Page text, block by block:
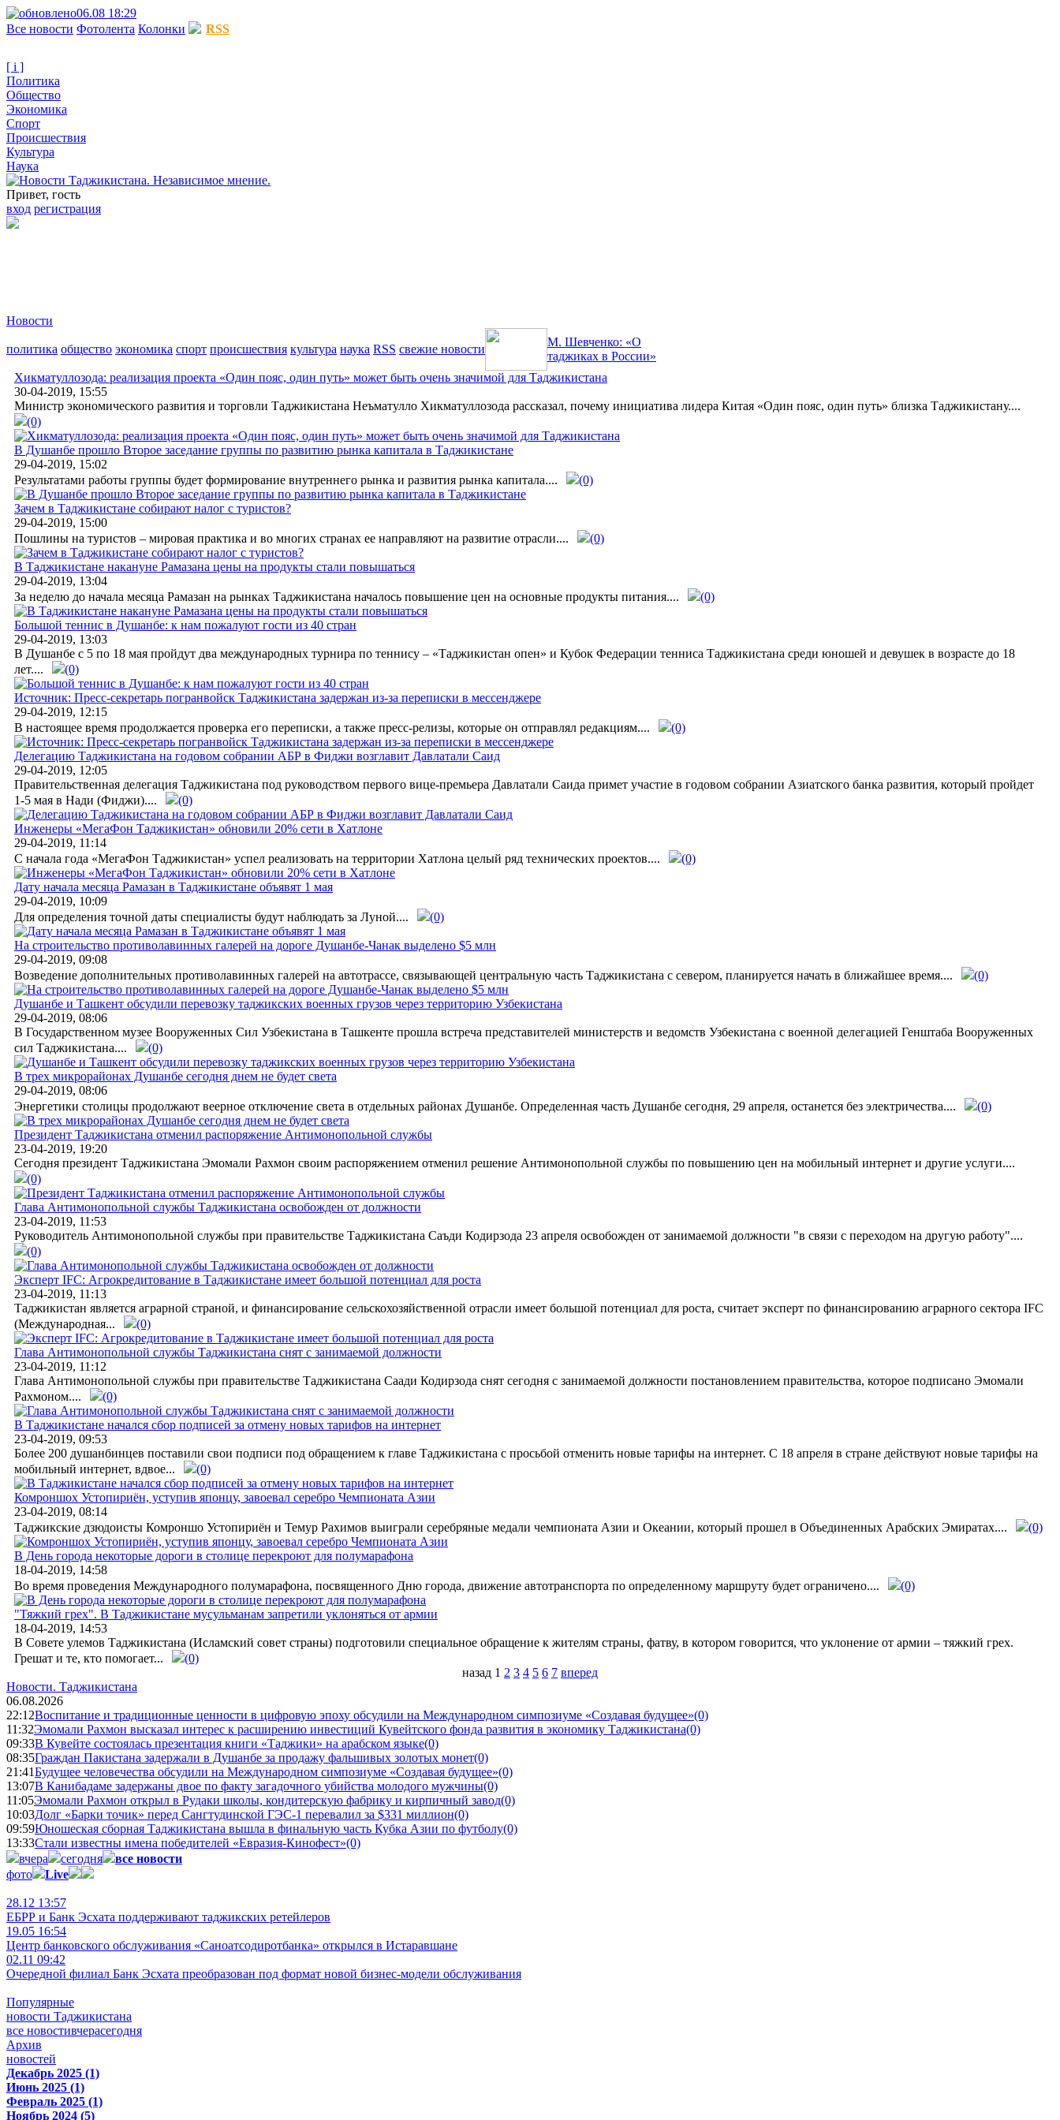
06.08 18:29
Все новости Фотолента Колонки RSS
[ i ]
Политика
Общество
Экономика
Спорт
Происшествия
Культура
Наука
Привет, гость
вход регистрация
Новости
политика общество экономика спорт происшествия культура наука RSS свежие новости
М. Шевченко: «О
таджиках в России»
Хикматуллозода: реализация проекта «Один пояс, один путь» может быть очень значимой для Таджикистана
30-04-2019, 15:55
Министр экономического развития и торговли Таджикистана Неъматулло Хикматуллозода рассказал, почему инициатива лидера Китая «Один пояс, один путь» близка Таджикистану....
(0)
В Душанбе прошло Второе заседание группы по развитию рынка капитала в Таджикистане
29-04-2019, 15:02
Результатами работы группы будет формирование внутреннего рынка и развития рынка капитала....
(0)
Зачем в Таджикистане собирают налог с туристов?
29-04-2019, 15:00
Пошлины на туристов – мировая практика и во многих странах ее направляют на развитие отрасли....
(0)
В Таджикистане накануне Рамазана цены на продукты стали повышаться
29-04-2019, 13:04
За неделю до начала месяца Рамазан на рынках Таджикистана началось повышение цен на основные продукты питания....
(0)
Большой теннис в Душанбе: к нам пожалуют гости из 40 стран
29-04-2019, 13:03
В Душанбе с 5 по 18 мая пройдут два международных турнира по теннису – «Таджикистан опен» и Кубок Федерации тенниса Таджикистана среди юношей и девушек в возрасте до 18
лет....
(0)
Источник: Пресс-секретарь погранвойск Таджикистана задержан из-за переписки в мессенджере
29-04-2019, 12:15
В настоящее время продолжается проверка его переписки, а также пресс-релизы, которые он отправлял редакциям....
(0)
Делегацию Таджикистана на годовом собрании АБР в Фиджи возглавит Давлатали Саид
29-04-2019, 12:05
Правительственная делегация Таджикистана под руководством первого вице-премьера Давлатали Саида примет участие в годовом собрании Азиатского банка развития, который пройдет
1-5 мая в Нади (Фиджи)....
(0)
Инженеры «МегаФон Таджикистан» обновили 20% сети в Хатлоне
29-04-2019, 11:14
С начала года «МегаФон Таджикистан» успел реализовать на территории Хатлона целый ряд технических проектов....
(0)
Дату начала месяца Рамазан в Таджикистане объявят 1 мая
29-04-2019, 10:09
Для определения точной даты специалисты будут наблюдать за Луной....
(0)
На строительство противолавинных галерей на дороге Душанбе-Чанак выделено $5 млн
29-04-2019, 09:08
Возведение дополнительных противолавинных галерей на автотрассе, связывающей центральную часть Таджикистана с севером, планируется начать в ближайшее время....
(0)
Душанбе и Ташкент обсудили перевозку таджикских военных грузов через территорию Узбекистана
29-04-2019, 08:06
В Государственном музее Вооруженных Сил Узбекистана в Ташкенте прошла встреча представителей министерств и ведомств Узбекистана с военной делегацией Генштаба Вооруженных
сил Таджикистана....
(0)
В трех микрорайонах Душанбе сегодня днем не будет света
29-04-2019, 08:06
Энергетики столицы продолжают веерное отключение света в отдельных районах Душанбе. Определенная часть Душанбе сегодня, 29 апреля, останется без электричества....
(0)
Президент Таджикистана отменил распоряжение Антимонопольной службы
23-04-2019, 19:20
Сегодня президент Таджикистана Эмомали Рахмон своим распоряжением отменил решение Антимонопольной службы по повышению цен на мобильный интернет и другие услуги....
(0)
Глава Антимонопольной службы Таджикистана освобожден от должности
23-04-2019, 11:53
Руководитель Антимонопольной службы при правительстве Таджикистана Саъди Кодирзода 23 апреля освобожден от занимаемой должности "в связи с переходом на другую работу"....
(0)
Эксперт IFC: Агрокредитование в Таджикистане имеет большой потенциал для роста
23-04-2019, 11:13
Таджикистан является аграрной страной, и финансирование сельскохозяйственной отрасли имеет большой потенциал для роста, считает эксперт по финансированию аграрного сектора IFC
(Международная...
(0)
Глава Антимонопольной службы Таджикистана снят с занимаемой должности
23-04-2019, 11:12
Глава Антимонопольной службы при правительстве Таджикистана Саади Кодирзода снят сегодня с занимаемой должности постановлением правительства, которое подписано Эмомали
Рахмоном....
(0)
В Таджикистане начался сбор подписей за отмену новых тарифов на интернет
23-04-2019, 09:53
Более 200 душанбинцев поставили свои подписи под обращением к главе Таджикистана с просьбой отменить новые тарифы на интернет. С 18 апреля в стране действуют новые тарифы на
мобильный интернет, вдвое...
(0)
Комроншох Устопириён, уступив японцу, завоевал серебро Чемпионата Азии
23-04-2019, 08:14
Таджикские дзюдоисты Комроншо Устопириён и Темур Рахимов выиграли серебряные медали чемпионата Азии и Океании, который прошел в Объединенных Арабских Эмиратах....
(0)
В День города некоторые дороги в столице перекроют для полумарафона
18-04-2019, 14:58
Во время проведения Международного полумарафона, посвященного Дню города, движение автотранспорта по определенному маршруту будет ограничено....
(0)
"Тяжкий грех". В Таджикистане мусульманам запретили уклоняться от армии
18-04-2019, 14:53
В Совете улемов Таджикистана (Исламский совет страны) подготовили специальное обращение к жителям страны, фатву, в котором говорится, что уклонение от армии – тяжкий грех.
Грешат и те, кто помогает...
(0)
назад 1 2 3 4 5 6 7 вперед
Новости. Таджикистана
06.08.2026
22:12Воспитание и традиционные ценности в цифровую эпоху обсудили на Международном симпозиуме «Создавая будущее»(0)
11:32Эмомали Рахмон высказал интерес к расширению инвестиций Кувейтского фонда развития в экономику Таджикистана(0)
09:33В Кувейте состоялась презентация книги «Таджики» на арабском языке(0)
08:35Граждан Пакистана задержали в Душанбе за продажу фальшивых золотых монет(0)
21:41Будущее человечества обсудили на Международном симпозиуме «Создавая будущее»(0)
13:07В Канибадаме задержаны двое по факту загадочного убийства молодого мужчины(0)
11:05Эмомали Рахмон открыл в Рудаки школы, кондитерскую фабрику и кирпичный завод(0)
10:03Долг «Барки точик» перед Сангтудинской ГЭС-1 перевалил за $331 миллион(0)
09:59Юношеская сборная Таджикистана вышла в финальную часть Кубка Азии по футболу(0)
13:33Стали известны имена победителей «Евразия-Кинофест»(0)
вчера
сегодня
все новости
фото
Live
28.12 13:57
ЕБРР и Банк Эсхата поддерживают таджикских ретейлеров
19.05 16:54
Центр банковского обслуживания «Саноатсодиротбанка» открылся в Истаравшане
02.11 09:42
Очередной филиал Банк Эсхата преобразован под формат новой бизнес-модели обслуживания
Популярные
новости Таджикистана
все новостивчерасегодня
Архив
новостей
Декабрь 2025 (1)
Июнь 2025 (1)
Февраль 2025 (1)
Ноябрь 2024 (5)